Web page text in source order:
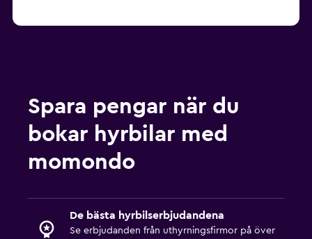
Spara pengar när du
bokar hyrbilar med
momondo
De bästa hyrbilserbjudandena
Se erbjudanden från uthyrningsfirmor på över